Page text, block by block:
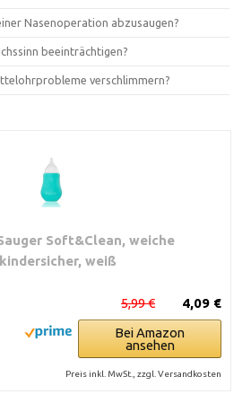
Nasenoperation abzusaugen?
beeinträchtigen?
verschlimmern?
Soft&Clean, weiche
weiß
4,09 €
5,99 €
Bei Amazon
ansehen
Preis inkl. MwSt., zzgl. Versandkosten